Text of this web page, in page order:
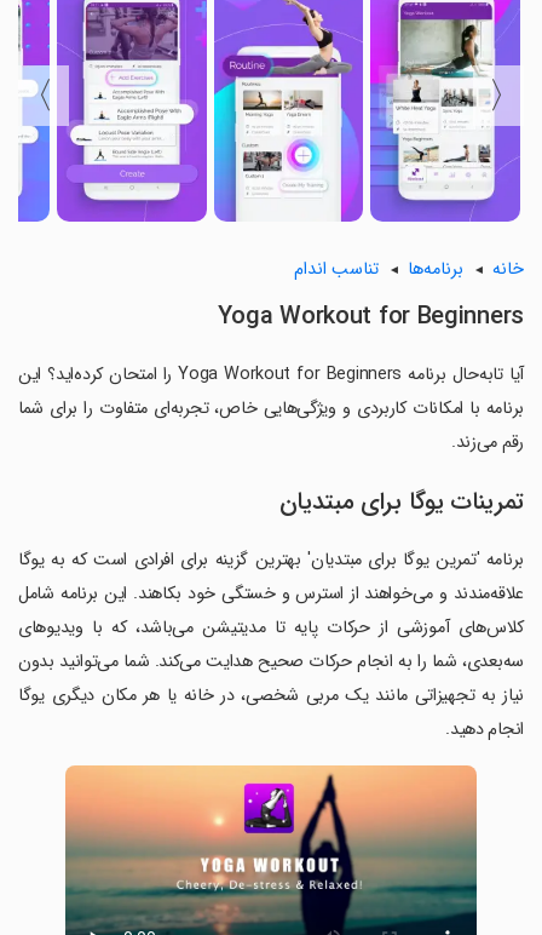
〈
〉
خانه برنامه‌ها تناسب اندام
Yoga Workout for Beginners
آیا تابه‌حال برنامه Yoga Workout for Beginners را امتحان کرده‌اید؟ این
برنامه با امکانات کاربردی و ویژگی‌هایی خاص، تجربه‌ای متفاوت را برای شما
رقم می‌زند.
تمرینات یوگا برای مبتدیان
برنامه 'تمرین یوگا برای مبتدیان' بهترین گزینه برای افرادی است که به یوگا
علاقه‌مندند و می‌خواهند از استرس و خستگی خود بکاهند. این برنامه شامل
کلاس‌های آموزشی از حرکات پایه تا مدیتیشن می‌باشد، که با ویدیوهای
سه‌بعدی، شما را به انجام حرکات صحیح هدایت می‌کند. شما می‌توانید بدون
نیاز به تجهیزاتی مانند یک مربی شخصی، در خانه یا هر مکان دیگری یوگا
انجام دهید.